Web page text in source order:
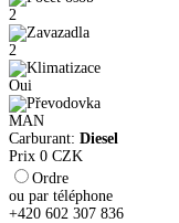
2
2
Oui
MAN
Carburant: Diesel
Prix 0 CZK
Ordre
ou par téléphone
+420 602 307 836